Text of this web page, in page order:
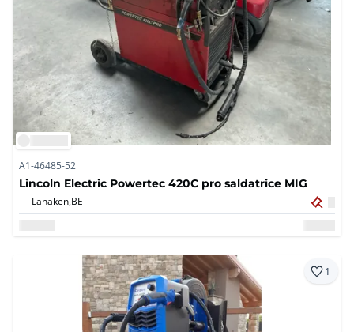
A1-46485-52
Lincoln Electric Powertec 420C pro saldatrice MIG
Lanaken,BE
1